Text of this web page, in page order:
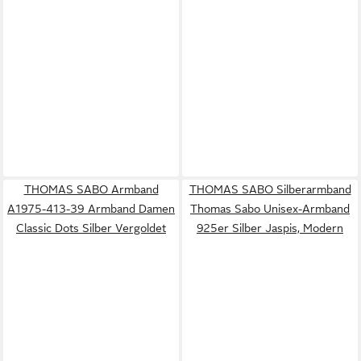
THOMAS SABO Armband
A1975-413-39 Armband Damen
Classic Dots Silber Vergoldet
THOMAS SABO Silberarmband
Thomas Sabo Unisex-Armband
925er Silber Jaspis, Modern